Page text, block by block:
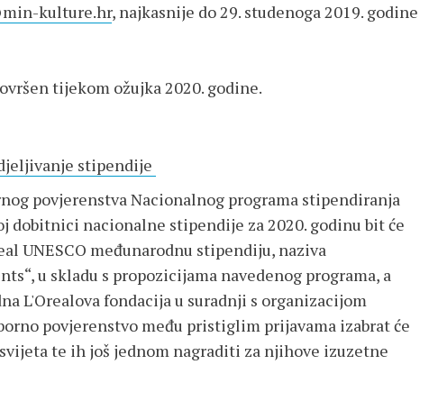
kulture.hr, najkasnije do 29. studenoga 2019. godine
tijekom ožujka 2020. godine.
stipendije
povjerenstva Nacionalnog programa stipendiranja
dobitnici nacionalne stipendije za 2020. godinu bit će
UNESCO međunarodnu stipendiju, naziva
u skladu s propozicijama navedenog programa, a
L'Orealova fondacija u suradnji s organizacijom
povjerenstvo među pristiglim prijavama izabrat će
te ih još jednom nagraditi za njihove izuzetne